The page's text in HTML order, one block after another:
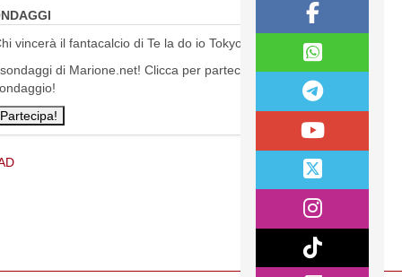
vincerà il fantacalcio di Te la do io Tokyo?
di Marione.net! Clicca per partecipare al